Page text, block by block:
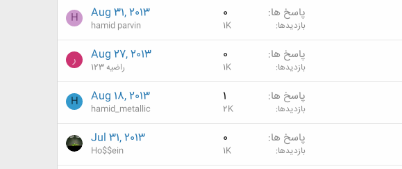
پاسخ ها 0
بازدیدها 1K
Aug 31, 2013
hamid parvin
H
پاسخ ها 0
بازدیدها 1K
Aug 27, 2013
راضیه 123 ر
پاسخ ها 1
بازدیدها 2K
Aug 18, 2013
hamid_metallic
H
پاسخ ها 0
بازدیدها 1K
Jul 31, 2013
Ho$$ein